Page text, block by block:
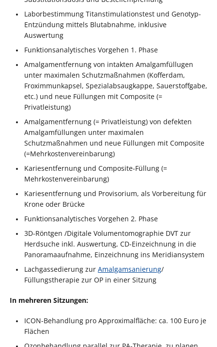
Laborbestimmung Titanstimulationstest und Genotyp-
Entzündung mittels Blutabnahme, inklusive
Auswertung
Funktionsanalytisches Vorgehen 1. Phase
Amalgamentfernung von intakten Amalgamfüllugen
unter maximalen Schutzmaßnahmen (Kofferdam,
Froximmunkapsel, Spezialabsaugkappe, Sauerstoffgabe,
etc.) und neue Füllungen mit Composite (=
Privatleistung)
Amalgamentfernung (= Privatleistung) von defekten
Amalgamfüllungen unter maximalen
Schutzmaßnahmen und neue Füllungen mit Composite
(=Mehrkostenvereinbarung)
Kariesentfernung und Composite-Füllung (=
Mehrkostenvereinbarung)
Kariesentfernung und Provisorium, als Vorbereitung für
Krone oder Brücke
Funktionsanalytisches Vorgehen 2. Phase
3D-Röntgen /Digitale Volumentomographie DVT zur
Herdsuche inkl. Auswertung, CD-Einzeichnung in die
Panoramaaufnahme, Einzeichnung ins Meridiansystem
Lachgassedierung zur Amalgamsanierung/
Füllungstherapie zur OP in einer Sitzung
In mehreren Sitzungen:
ICON-Behandlung pro Approximalfläche: ca. 100 Euro je
Flächen